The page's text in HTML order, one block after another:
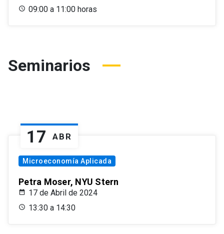
09:00 a 11:00 horas
Seminarios
17 ABR
Microeconomía Aplicada
Petra Moser, NYU Stern
17 de Abril de 2024
13:30 a 14:30